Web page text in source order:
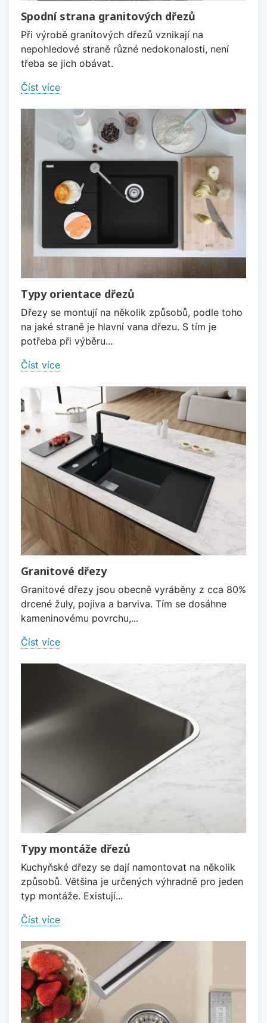
Spodní strana granitových dřezů
Při výrobě granitových dřezů vznikají na
nepohledové straně různé nedokonalosti, není
třeba se jich obávat.
Číst více
Typy orientace dřezů
Dřezy se montují na několik způsobů, podle toho
na jaké straně je hlavní vana dřezu. S tím je
potřeba při výběru...
Číst více
Granitové dřezy
Granitové dřezy jsou obecně vyráběny z cca 80%
drcené žuly, pojiva a barviva. Tím se dosáhne
kameninovému povrchu,...
Číst více
Typy montáže dřezů
Kuchyňské dřezy se dají namontovat na několik
způsobů. Většina je určených výhradně pro jeden
typ montáže. Existují...
Číst více